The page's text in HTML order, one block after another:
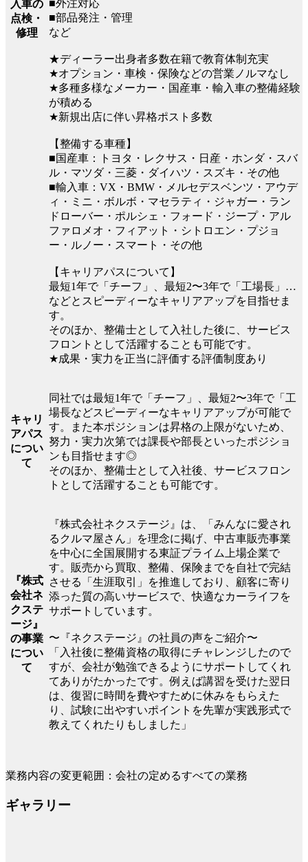
入車の
点検・
修理
■外注対応
■部品発注・管理
など
★ディーラー出身者多数在籍で教育体制充実
★オプション・車検・保険などの営業ノルマなし
★多種多様なメーカー・国産車・輸入車の整備経験
が積める
★新規出店に伴い昇格ポスト多数
【整備する車種】
■国産車：トヨタ・レクサス・日産・ホンダ・スバ
ル・マツダ・三菱・ダイハツ・スズキ・その他
■輸入車：VX・BMW・メルセデスベンツ・アウデ
ィ・ミニ・ボルボ・マセラティ・ジャガー・ラン
ドローバー・ポルシェ・フォード・ジープ・アル
ファロメオ・フィアット・シトロエン・プジョ
ー・ルノー・スマート・その他
【キャリアパスについて】
最短1年で「チーフ」、最短2〜3年で「工場長」…
などとスピーディーなキャリアアップを目指せま
す。
そのほか、整備士として入社した後に、サービス
フロントとして活躍することも可能です。
★成果・実力を正当に評価する評価制度あり
キャリ
アパス
につい
て
同社では最短1年で「チーフ」、最短2〜3年で「工
場長などスピーディーなキャリアアップが可能で
す。また本ポジションは昇格の上限がないため、
努力・実力次第では課長や部長といったポジショ
ンも目指せます◎
そのほか、整備士として入社後、サービスフロン
トとして活躍することも可能です。
『株式
会社ネ
クステ
ージ』
の事業
につい
て
『株式会社ネクステージ』は、「みんなに愛され
るクルマ屋さん」を理念に掲げ、中古車販売事業
を中心に全国展開する東証プライム上場企業で
す。販売から買取、整備、保険までを自社で完結
させる「生涯取引」を推進しており、顧客に寄り
添った質の高いサービスで、快適なカーライフを
サポートしています。
〜『ネクステージ』の社員の声をご紹介〜
「入社後に整備資格の取得にチャレンジしたので
すが、会社が勉強できるようにサポートしてくれ
てありがたかったです。例えば講習を受けた翌日
は、復習に時間を費やすために休みをもらえた
り、試験に出やすいポイントを先輩が実践形式で
教えてくれたりもしました」
業務内容の変更範囲：会社の定めるすべての業務
ギャラリー